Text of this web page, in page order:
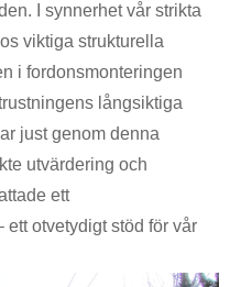
I synnerhet vår strikta
viktiga strukturella
i fordonsmonteringen
långsiktiga
just genom denna
utvärdering och
ett
otvetydigt stöd för vår